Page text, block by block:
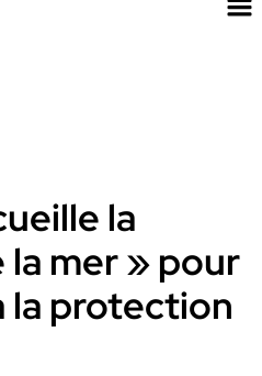
la
mer » pour
la protection